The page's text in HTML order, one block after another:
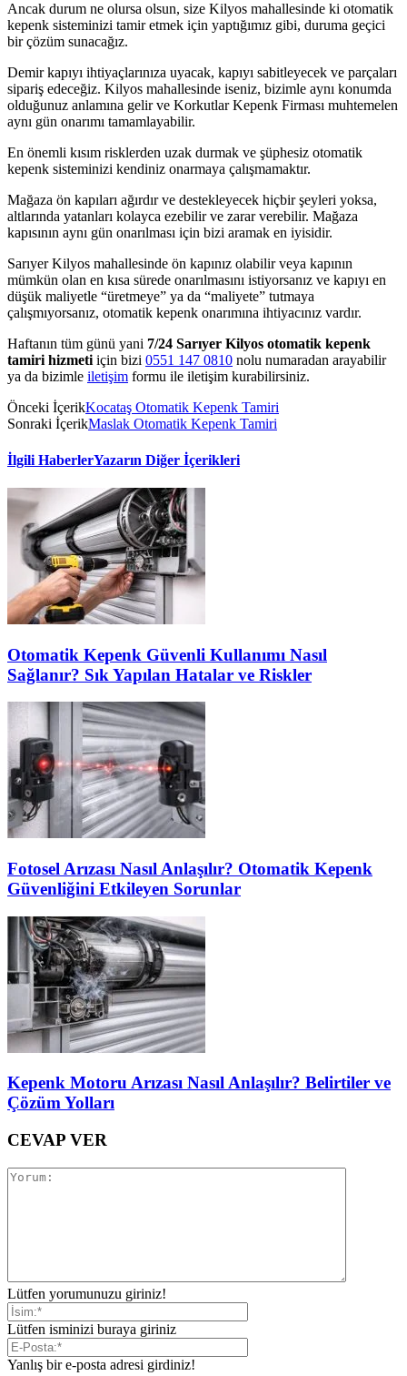
Ancak durum ne olursa olsun, size Kilyos mahallesinde ki otomatik
kepenk sisteminizi tamir etmek için yaptığımız gibi, duruma geçici
bir çözüm sunacağız.
Demir kapıyı ihtiyaçlarınıza uyacak, kapıyı sabitleyecek ve parçaları
sipariş edeceğiz. Kilyos mahallesinde iseniz, bizimle aynı konumda
olduğunuz anlamına gelir ve Korkutlar Kepenk Firması muhtemelen
aynı gün onarımı tamamlayabilir.
En önemli kısım risklerden uzak durmak ve şüphesiz otomatik
kepenk sisteminizi kendiniz onarmaya çalışmamaktır.
Mağaza ön kapıları ağırdır ve destekleyecek hiçbir şeyleri yoksa,
altlarında yatanları kolayca ezebilir ve zarar verebilir. Mağaza
kapısının aynı gün onarılması için bizi aramak en iyisidir.
Sarıyer Kilyos mahallesinde ön kapınız olabilir veya kapının
mümkün olan en kısa sürede onarılmasını istiyorsanız ve kapıyı en
düşük maliyetle “üretmeye” ya da “maliyete” tutmaya
çalışmıyorsanız, otomatik kepenk onarımına ihtiyacınız vardır.
Haftanın tüm günü yani 7/24 Sarıyer Kilyos otomatik kepenk
tamiri hizmeti için bizi 0551 147 0810 nolu numaradan arayabilir
ya da bizimle iletişim formu ile iletişim kurabilirsiniz.
Önceki İçerikKocataş Otomatik Kepenk Tamiri
Sonraki İçerikMaslak Otomatik Kepenk Tamiri
İlgili HaberlerYazarın Diğer İçerikleri
Otomatik Kepenk Güvenli Kullanımı Nasıl
Sağlanır? Sık Yapılan Hatalar ve Riskler
Fotosel Arızası Nasıl Anlaşılır? Otomatik Kepenk
Güvenliğini Etkileyen Sorunlar
Kepenk Motoru Arızası Nasıl Anlaşılır? Belirtiler ve
Çözüm Yolları
CEVAP VER
Lütfen yorumunuzu giriniz!
Lütfen isminizi buraya giriniz
Yanlış bir e-posta adresi girdiniz!